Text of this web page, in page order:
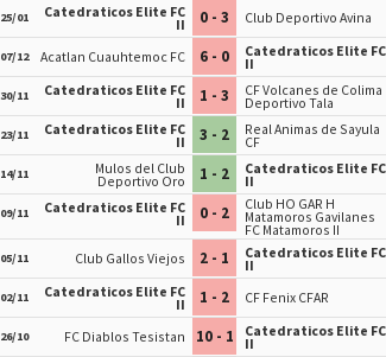
25/01 Catedraticos Elite FC
II 0 - 3 Club Deportivo Avina
07/12 Acatlan Cuauhtemoc FC 6 - 0 Catedraticos Elite FC
II
30/11 Catedraticos Elite FC
II 1 - 3 CF Volcanes de Colima
Deportivo Tala
23/11 Catedraticos Elite FC
II 3 - 2 Real Animas de Sayula
CF
14/11 Mulos del Club
Deportivo Oro 1 - 2 Catedraticos Elite FC
II
09/11 Catedraticos Elite FC
II 0 - 2 Club HO GAR H
Matamoros Gavilanes
FC Matamoros II
05/11 Club Gallos Viejos 2 - 1 Catedraticos Elite FC
II
02/11 Catedraticos Elite FC
II 1 - 2 CF Fenix CFAR
26/10 FC Diablos Tesistan 10 - 1 Catedraticos Elite FC
II